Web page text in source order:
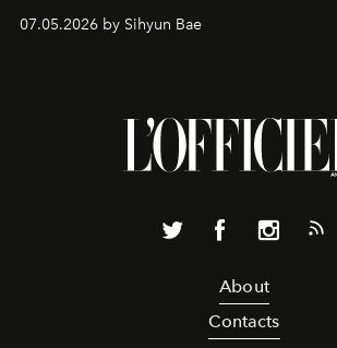
07.05.2026 by Sihyun Bae
About
Contacts